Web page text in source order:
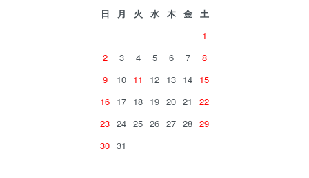
日 月 火 水 木 金
土
1
2
3 4 5 6 7
8
9
10 11 12 13 14 15
16 17 18 19 20 21
22
23 24 25 26 27 28 29
30 31